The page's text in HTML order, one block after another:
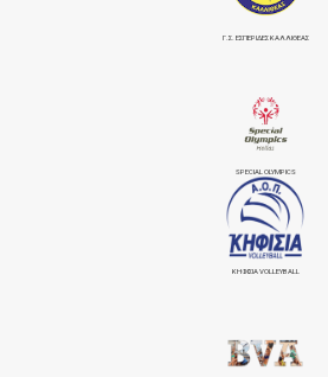
Γ.Σ. ΕΣΠΕΡΙΔΕΣ ΚΑΛΛΙΘΕΑΣ
SPECIAL OLYMPICS
ΚΗΦΙΣΙΆ VOLLEYBALL